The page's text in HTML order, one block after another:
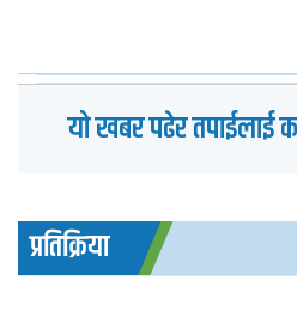
यो खबर पढेर तपाईलाई
प्रतिक्रिया